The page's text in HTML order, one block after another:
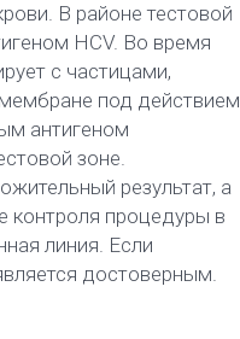
В районе тестовой
HCV. Во время
с частицами,
под действием
антигеном
зоне.
результат, а
контроля процедуры в
линия. Если
достоверным.